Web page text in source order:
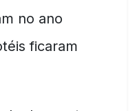
no ano
ficaram